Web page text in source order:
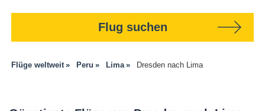
Flug suchen
Flüge weltweit Peru Lima Dresden nach Lima